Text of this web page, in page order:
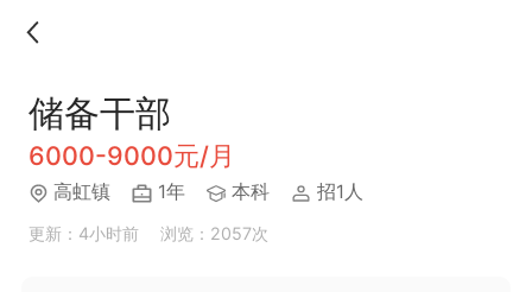
储备干部
6000-9000元/月
高虹镇 1年 本科 招1人
更新：4小时前 浏览：2057次